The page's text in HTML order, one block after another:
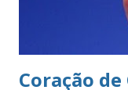
(não sou
Coração de